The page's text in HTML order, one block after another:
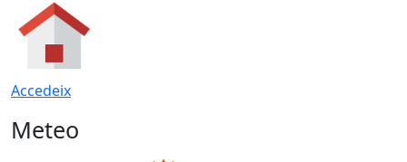
Accedeix
Meteo